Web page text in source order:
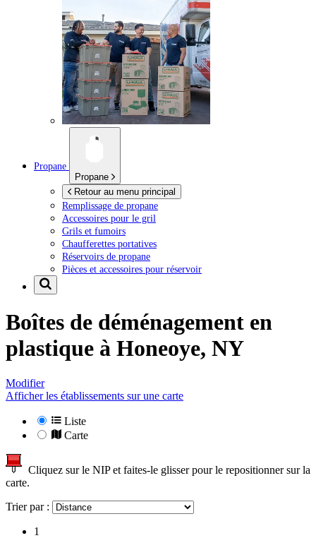
Propane
Propane
Retour au menu principal
Remplissage de propane
Accessoires pour le gril
Grils et fumoirs
Chaufferettes portatives
Réservoirs de propane
Pièces et accessoires pour réservoir
Boîtes de déménagement en
plastique à Honeoye, NY
Modifier
Afficher les établissements sur une carte
Liste
Carte
Cliquez sur le NIP et faites-le glisser pour le repositionner sur la
carte.
Trier par :
1